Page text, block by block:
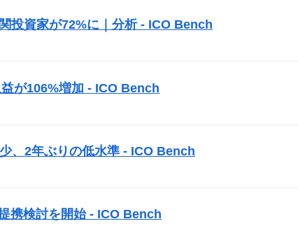
投資家が72%に｜分析 - ICO Bench
が106%増加 - ICO Bench
、2年ぶりの低水準 - ICO Bench
携検討を開始 - ICO Bench